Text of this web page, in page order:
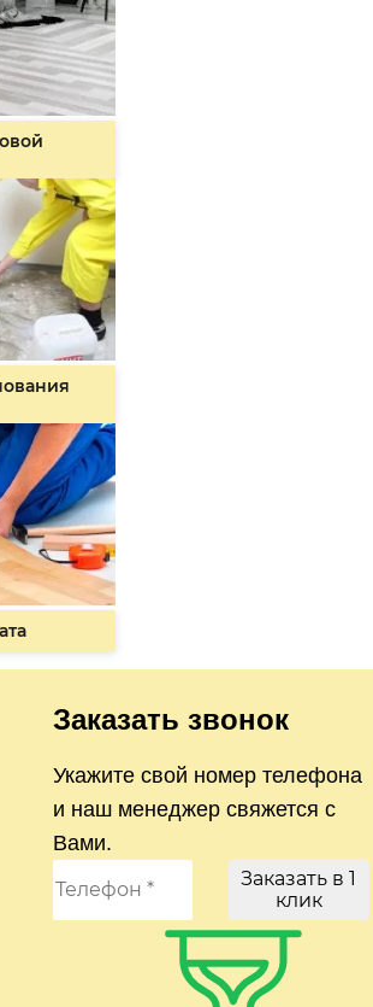
Заказать звонок
Укажите свой номер телефона
и наш менеджер свяжется с
Вами.
Заказать в 1
клик